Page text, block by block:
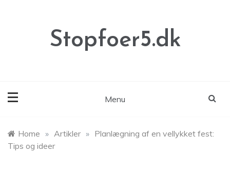
Stopfoer5.dk
Menu
Home » Artikler » Planlægning af en vellykket fest:
Tips og ideer